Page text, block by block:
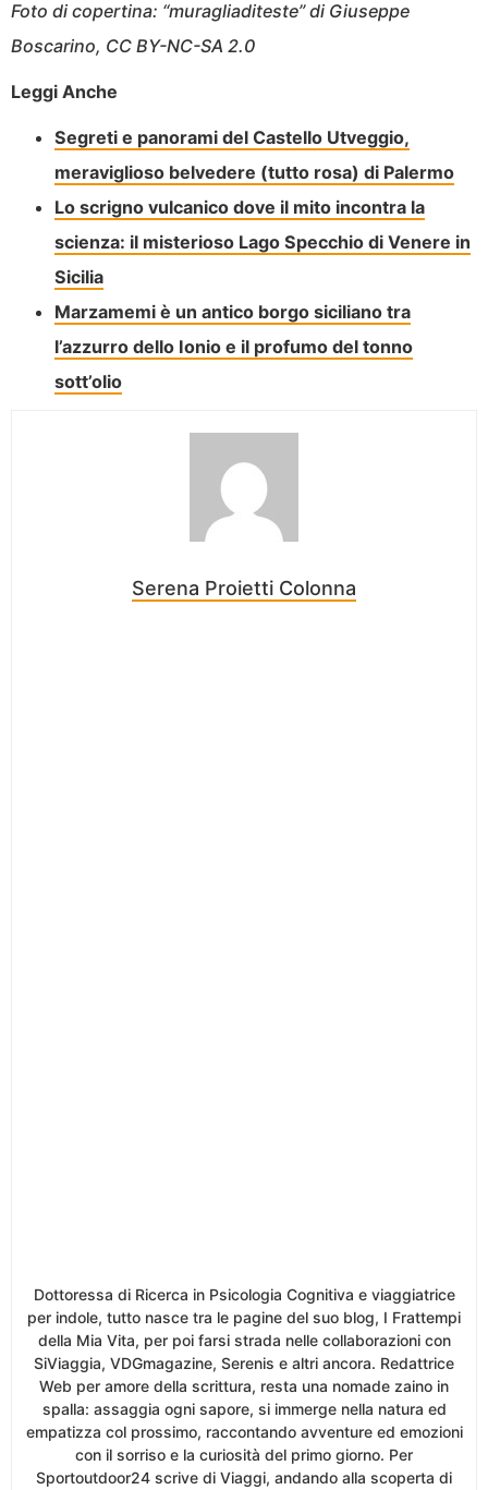
Foto di copertina: “muragliaditeste” di Giuseppe
Boscarino, CC BY-NC-SA 2.0
Leggi Anche
Segreti e panorami del Castello Utveggio,
meraviglioso belvedere (tutto rosa) di Palermo
Lo scrigno vulcanico dove il mito incontra la
scienza: il misterioso Lago Specchio di Venere in
Sicilia
Marzamemi è un antico borgo siciliano tra
l’azzurro dello Ionio e il profumo del tonno
sott’olio
Serena Proietti Colonna
Dottoressa di Ricerca in Psicologia Cognitiva e viaggiatrice
per indole, tutto nasce tra le pagine del suo blog, I Frattempi
della Mia Vita, per poi farsi strada nelle collaborazioni con
SiViaggia, VDGmagazine, Serenis e altri ancora. Redattrice
Web per amore della scrittura, resta una nomade zaino in
spalla: assaggia ogni sapore, si immerge nella natura ed
empatizza col prossimo, raccontando avventure ed emozioni
con il sorriso e la curiosità del primo giorno. Per
Sportoutdoor24 scrive di Viaggi, andando alla scoperta di